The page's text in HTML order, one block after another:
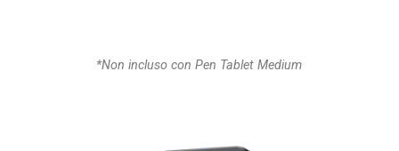
*Non incluso con Pen Tablet Medium